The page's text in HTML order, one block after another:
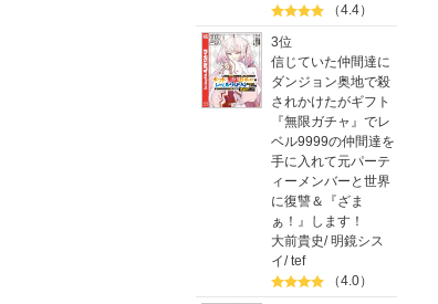
（4.4）
3位
信じていた仲間達に
ダンジョン奥地で殺
されかけたがギフト
『無限ガチャ』でレ
ベル9999の仲間達を
手に入れて元パーテ
ィーメンバーと世界
に復讐＆『ざま
ぁ！』します！
大前貴史/明鏡シス
イ/tef
（4.0）